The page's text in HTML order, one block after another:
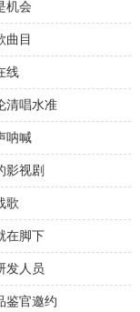
机会
曲目
线
清唱水准
呐喊
影视剧
歌
在脚下
发人员
鉴官邀约